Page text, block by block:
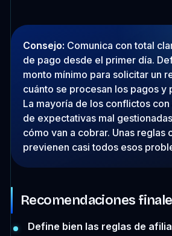
Consejo: Comunica con total
de pago desde el primer día.
monto mínimo para solicitar un
cuánto se procesan los pagos y
La mayoría de los conflictos
de expectativas mal
cómo van a cobrar. Unas reglas
previenen casi todos esos
Recomendaciones
Define bien las reglas de